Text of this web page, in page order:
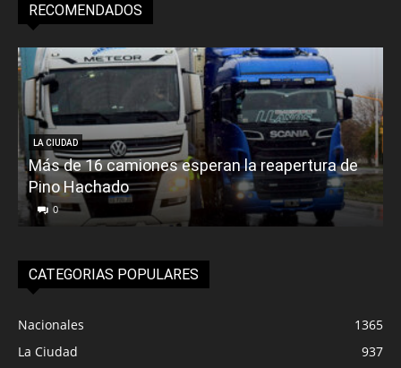
RECOMENDADOS
LA CIUDAD
Más de 16 camiones esperan la reapertura de
Pino Hachado
0
CATEGORIAS POPULARES
Nacionales
1365
La Ciudad
937